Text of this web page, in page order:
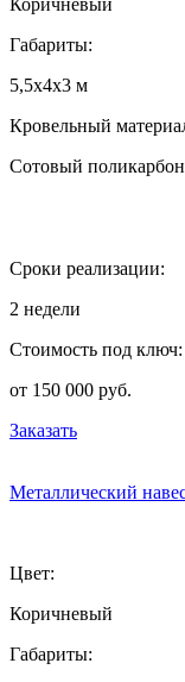
Габариты:
5,5х4х3 м
Кровельный
Сотовый
Сроки реализации:
2 недели
Стоимость под ключ:
от 150 000 руб.
Заказать
Металлический
Цвет:
Коричневый
Габариты: